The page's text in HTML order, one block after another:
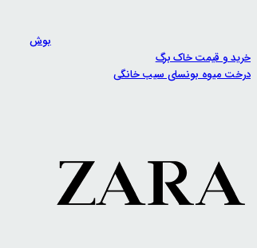
بوش
خرید و قیمت خاک برگ
درخت میوه بونسای سیب خانگی